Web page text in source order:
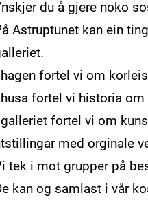
du å gjere noko
Astruptunet kan ein
fortel vi om
fortel vi historia
fortel vi om
med orginale
tek i mot grupper på
kan og samlast i vår